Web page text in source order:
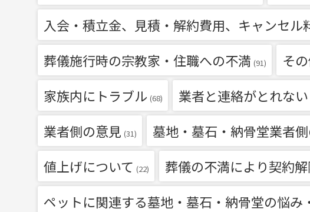
入会・積立金、見積・解約費用、キャンセル
葬儀施行時の宗教家・住職への不満 (91) そ
家族内にトラブル (68) 業者と連絡がとれない
業者側の意見 (31) 墓地・墓石・納骨堂業者
値上げについて (22) 葬儀の不満により契約
ペットに関連する墓地・墓石・納骨堂の悩み